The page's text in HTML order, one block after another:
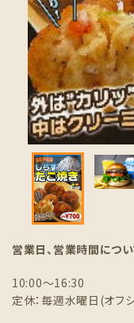
営業日、営業時間につ
10:00～16:30
定休：毎週水曜日(オフ